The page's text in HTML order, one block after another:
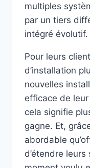
multiples
par un tiers
intégré évolutif.
Pour leurs
d’installation
nouvelles
efficace de
cela signifie
gagne. Et,
abordable
d’étendre